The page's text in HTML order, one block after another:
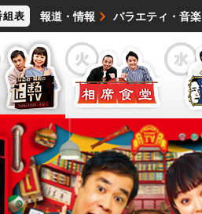
報道・情報 バラエティ・音楽
イフスタイル 映画・試写会
組表